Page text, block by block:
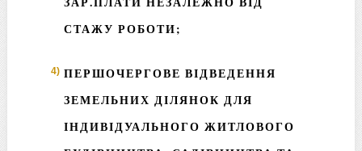
СТАЖУ РОБОТИ;
ПЕРШОЧЕРГОВЕ ВІДВЕДЕННЯ
ЗЕМЕЛЬНИХ ДІЛЯНОК ДЛЯ
ІНДИВІДУАЛЬНОГО ЖИТЛОВОГО